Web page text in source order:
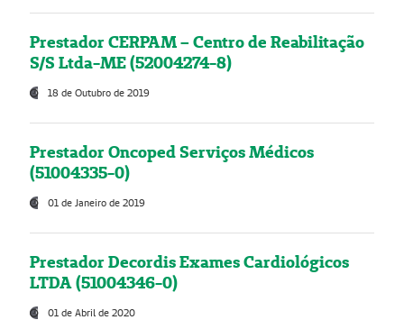
Prestador CERPAM – Centro de Reabilitação
S/S Ltda-ME (52004274-8)
18 de Outubro de 2019
Prestador Oncoped Serviços Médicos
(51004335-0)
01 de Janeiro de 2019
Prestador Decordis Exames Cardiológicos
LTDA (51004346-0)
01 de Abril de 2020